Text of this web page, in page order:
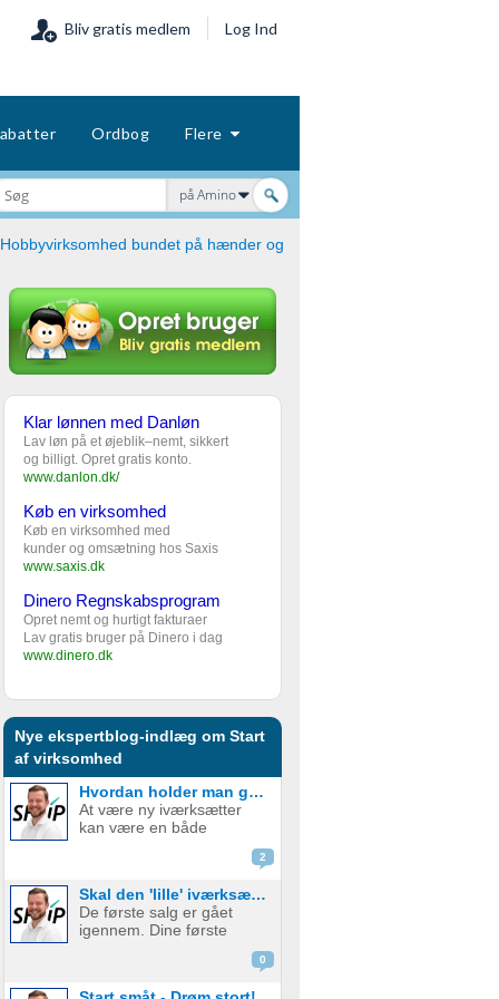
Bliv gratis medlem Log Ind
Ordbog Flere
på Amino
Hobbyvirksomhed bundet på hænder og
Klar lønnen med Danløn
Lav løn på et øjeblik–nemt, sikkert
og billigt. Opret gratis konto.
www.danlon.dk/
Køb en virksomhed
Køb en virksomhed med
kunder og omsætning hos Saxis
www.saxis.dk
Dinero Regnskabsprogram
Opret nemt og hurtigt fakturaer
Lav gratis bruger på Dinero i dag
www.dinero.dk
Nye ekspertblog-indlæg om Start
af virksomhed
Hvordan holder man gejsten oppe som ny iværksætter?
At være ny iværksætter
kan være en både
følger med at starte egen
virksomhed, er det som
mange jagter, men
2
Skal den 'lille' iværksætter bruge penge på digital marketing?
De første salg er gået
igennem. Dine første
tilfredse. Det virker virkelig
0